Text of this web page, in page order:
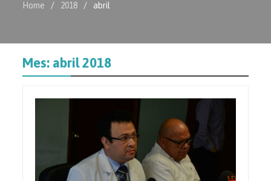
Home 2018 abril
Mes: abril 2018